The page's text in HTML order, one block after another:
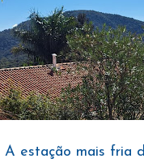
A estação mais fria